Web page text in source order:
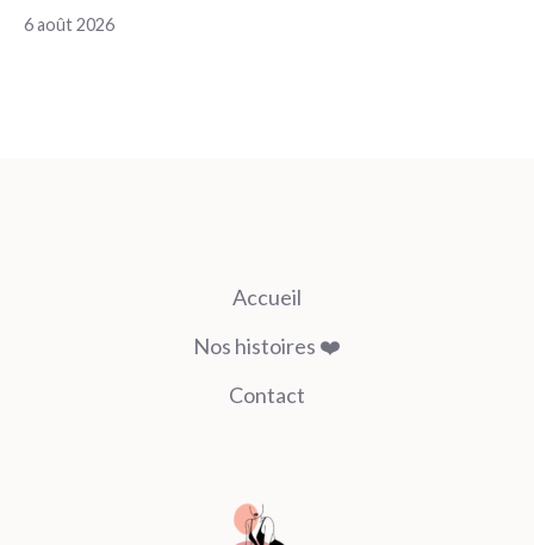
6 août 2026
Accueil
Nos histoires ❤️
Contact